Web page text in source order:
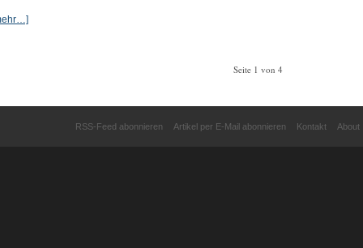
Seite 1 von 4
RSS-Feed abonnieren Artikel per E-Mail abonnieren Kontakt About